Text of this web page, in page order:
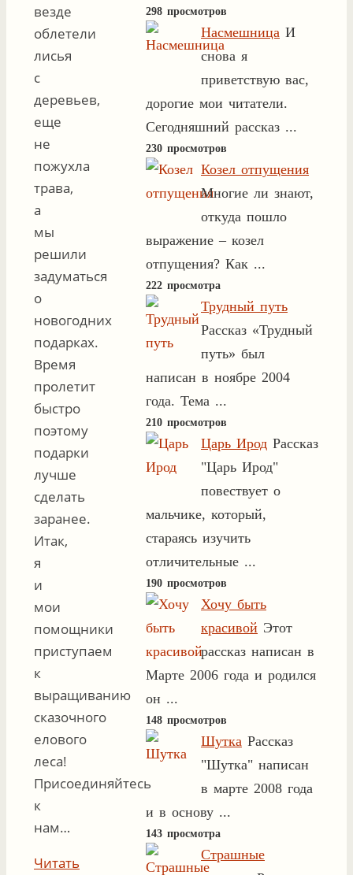
везде
облетели
лисья
с
деревьев,
еще
не
пожухла
трава,
а
мы
решили
задуматься
о
новогодних
подарках.
Время
пролетит
быстро
поэтому
подарки
лучше
сделать
заранее.
Итак,
я
и
мои
помощники
приступаем
к
выращиванию
сказочного
елового
леса!
Присоединяйтесь
к
нам…
Читать
298 просмотров
Насмешница И
снова я
приветствую вас,
дорогие мои читатели.
Сегодняшний рассказ ...
230 просмотров
Козел отпущения
Многие ли знают,
откуда пошло
выражение – козел
отпущения? Как ...
222 просмотра
Трудный путь
Рассказ «Трудный
путь» был
написан в ноябре 2004
года. Тема ...
210 просмотров
Царь Ирод Рассказ
"Царь Ирод"
повествует о
мальчике, который,
стараясь изучить
отличительные ...
190 просмотров
Хочу быть
красивой Этот
рассказ написан в
Марте 2006 года и родился
он ...
148 просмотров
Шутка Рассказ
"Шутка" написан
в марте 2008 года
и в основу ...
143 просмотра
Страшные